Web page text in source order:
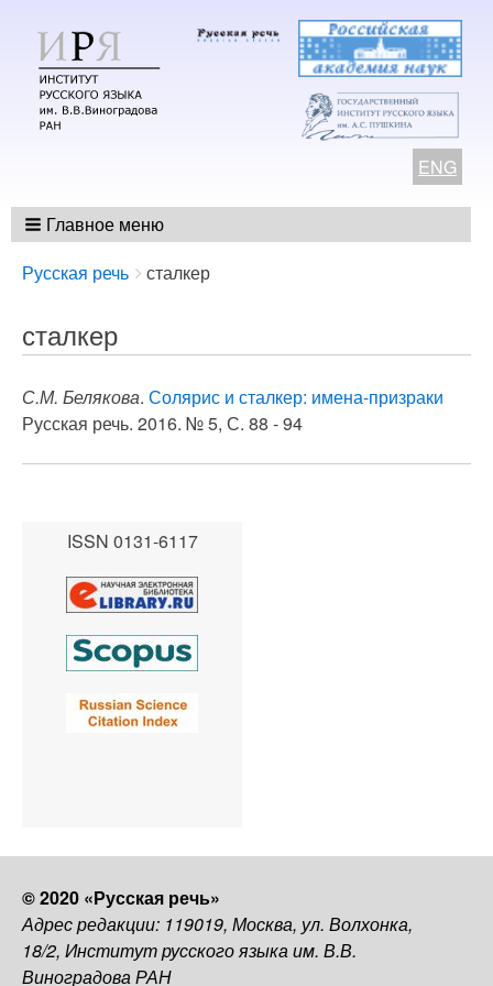
ENG
Главное меню
Breadcrumbs
You
here:
Русская речь сталкер
сталкер
С.М. Белякова. Солярис и сталкер: имена-призраки
Русская речь. 2016. № 5, С. 88 - 94
ISSN 0131-6117
© 2020 «Русская речь»
Адрес редакции: 119019, Москва, ул. Волхонка,
18/2, Институт русского языка им. В.В.
Виноградова РАН